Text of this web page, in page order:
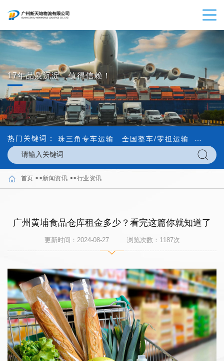
17年品质沉淀，值得信赖！
热门关键词： 珠三角专车运输 全国整车/零担运输 内外贸
首页 >>新闻资讯 >>行业资讯
广州黄埔食品仓库租金多少？看完这篇你就知道了
更新时间：2024-08-27 浏览次数： 1187次